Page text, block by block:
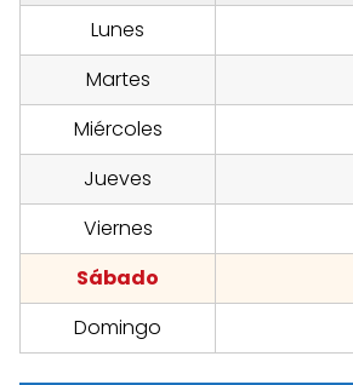
Lunes
Martes
Miércoles
Jueves
Viernes
Sábado
Domingo